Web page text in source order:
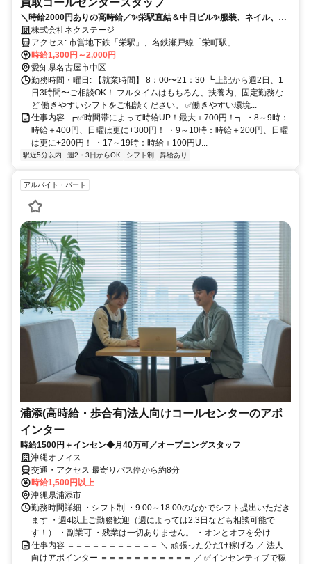
＼時給2000円ありの高時給／✨栄駅直結＆中日ビル✨服装、ネイル、ピ
アスなどオシャレも可！（社内規定あり）
株式会社ネクステージ
アクセス: 市営地下鉄「栄駅」、名鉄瀬戸線「栄町駅」
時給1,300円～2,000円
愛知県名古屋市中区
勤務時間・曜日: 【就業時間】 8：00〜21：30 ┗上記から週2日、1
日3時間〜ご相談OK！ フルタイムはもちろん、扶養内、固定勤務な
ど 働きやすいシフトをご相談ください。 ✅働きやすい環境...
仕事内容: ┏✅時間帯によって時給UP！最大＋700円！┓ ・8～9時：
時給＋400円、日曜は更に+300円！ ・9～10時：時給＋200円、日曜
は更に+200円！ ・17～19時：時給＋100円U...
駅近5分以内 週2・3日からOK シフト制 昇給あり
アルバイト・パート
浦添(高時給・歩合有)法人向けコールセンターのアポ
インター
時給1500円＋インセン◆月40万可／オープニングスタッフ
沖縄オフィス
交通・アクセス 最寄りバス停から約8分
時給1,500円以上
沖縄県浦添市
勤務時間詳細 ・シフト制 ・9:00～18:00のなかでシフト提出いただき
ます ・週4以上ご勤務歓迎（週によっては2.3日なども相談可能で
す！） ・副業可 ・残業は一切ありません。 ・オンとオフを分け...
仕事内容 ＝＝＝＝＝＝＝＝＝＝＝ ＼ 頑張った分だけ稼げる ／ 法人
向けアポインター ＝＝＝＝＝＝＝＝＝＝＝ ／ ✅インセンティブで稼